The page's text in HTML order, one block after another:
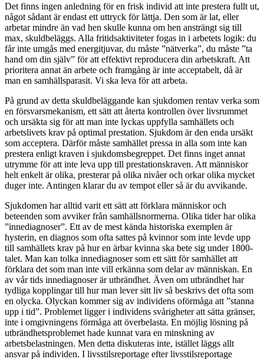
Det finns ingen anledning för en frisk individ att inte prestera fullt ut,
något sådant är endast ett uttryck för lättja. Den som är lat, eller
arbetar mindre än vad hen skulle kunna om hen ansträngt sig till
max, skuldbeläggs. Alla fritidsaktiviteter fogas in i arbetets logik: du
får inte umgås med energitjuvar, du måste ”nätverka”, du måste ”ta
hand om din själv” för att effektivt reproducera din arbetskraft. Att
prioritera annat än arbete och framgång är inte acceptabelt, då är
man en samhällsparasit. Vi ska leva för att arbeta.
På grund av detta skuldbeläggande kan sjukdomen rentav verka som
en försvarsmekanism, ett sätt att återta kontrollen över livsrummet
och ursäkta sig för att man inte lyckas uppfylla samhällets och
arbetslivets krav på optimal prestation. Sjukdom är den enda ursäkt
som acceptera. Därför måste samhället pressa in alla som inte kan
prestera enligt kraven i sjukdomsbegreppet. Det finns inget annat
utrymme för att inte leva upp till prestationskraven. Att människor
helt enkelt är olika, presterar på olika nivåer och orkar olika mycket
duger inte. Antingen klarar du av tempot eller så är du avvikande.
Sjukdomen har alltid varit ett sätt att förklara människor och
beteenden som avviker från samhällsnormerna. Olika tider har olika
”innediagnoser”. Ett av de mest kända historiska exemplen är
hysterin, en diagnos som ofta sattes på kvinnor som inte levde upp
till samhällets krav på hur en ärbar kvinna ska bete sig under 1800-
talet. Man kan tolka innediagnoser som ett sätt för samhället att
förklara det som man inte vill erkänna som delar av människan. En
av vår tids innediagnoser är utbrändhet. Även om utbrändhet har
tydliga kopplingar till hur man lever sitt liv så beskrivs det ofta som
en olycka. Olyckan kommer sig av individens oförmåga att ”stanna
upp i tid”. Problemet ligger i individens svårigheter att sätta gränser,
inte i omgivningens förmåga att överbelasta. En möjlig lösning på
utbrändhetsproblemet hade kunnat vara en minskning av
arbetsbelastningen. Men detta diskuteras inte, istället läggs allt
ansvar på individen. I livsstilsreportage efter livsstilsreportage